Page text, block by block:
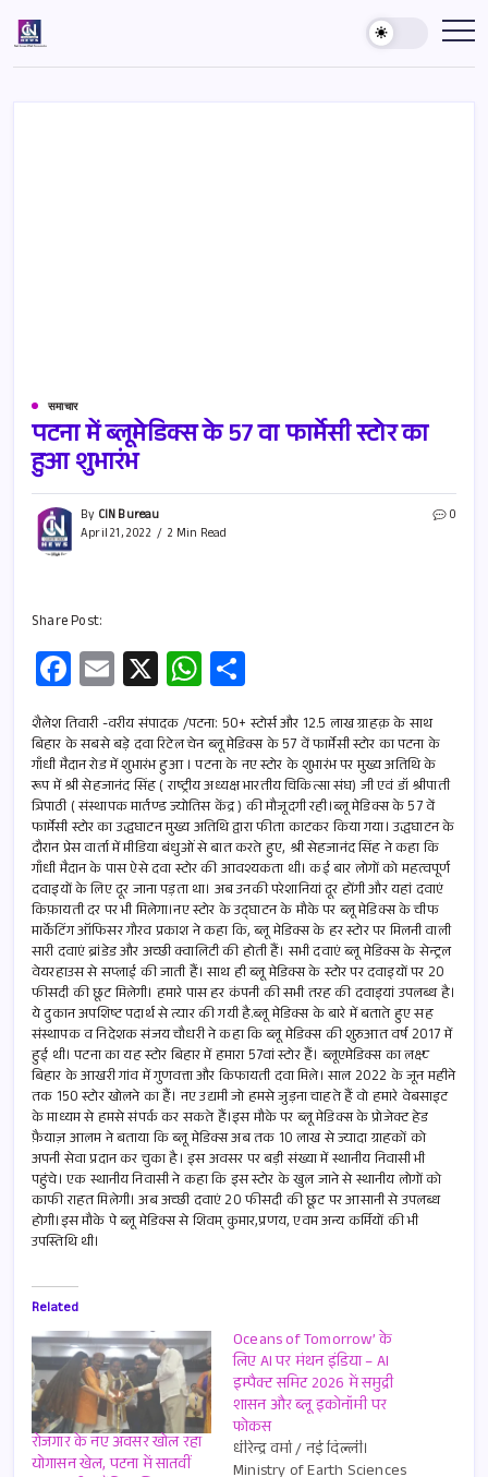
content
Country
Inside
India's
News
समाचार
पटना में ब्लूमेडिक्स के 57 वा फार्मेसी स्टोर का
हुआ शुभारंभ
By CIN Bureau
April 21, 2022
2 Min Read
0
Share Post:
Fa
ce
b
o
o
k
E
m
ail
X W
h
at
s
A
p
p
h
ar
e
शैलेश तिवारी -वरीय संपादक /पटना: 50+ स्टोर्स और 12.5 लाख ग्राहक़ के साथ
बिहार के सबसे बड़े दवा रिटेल चेन ब्लू मेडिक्स के 57 वें फार्मेसी स्टोर का पटना के
गाँधी मैदान रोड में शुभारंभ हुआ । पटना के नए स्टोर के शुभारंभ पर मुख्य अतिथि के
रूप में श्री सेहजानंद सिंह ( राष्ट्रीय अध्यक्ष भारतीय चिकित्सा संघ) जी एवं डॉ श्रीपाती
त्रिपाठी ( संस्थापक मार्तण्ड ज्योतिस केंद्र ) की मौजूदगी रही।ब्लू मेडिक्स के 57 वें
फार्मेसी स्टोर का उद्धघाटन मुख्य अतिथि द्वारा फीता काटकर किया गया। उद्धघाटन के
दौरान प्रेस वार्ता में मीडिया बंधुओं से बात करते हुए, श्री सेहजानंद सिंह ने कहा कि
गाँधी मैदान के पास ऐसे दवा स्टोर की आवश्यकता थी। कई बार लोगों को महत्वपूर्ण
दवाइयों के लिए दूर जाना पड़ता था। अब उनकी परेशानियां दूर होंगी और यहां दवाएं
किफ़ायती दर पर भी मिलेगा।नए स्टोर के उद्घाटन के मौके पर ब्लू मेडिक्स के चीफ
मार्केटिंग ऑफिसर गौरव प्रकाश ने कहा कि, ब्लू मेडिक्स के हर स्टोर पर मिलनी वाली
सारी दवाएं ब्रांडेड और अच्छी क्वालिटी की होती हैं। सभी दवाएं ब्लू मेडिक्स के सेन्ट्रल
वेयरहाउस से सप्लाई की जाती हैं। साथ ही ब्लू मेडिक्स के स्टोर पर दवाइयों पर 20
फीसदी की छूट मिलेगी। हमारे पास हर कंपनी की सभी तरह की दवाइयां उपलब्ध है।
ये दुकान अपशिष्ट पदार्थ से त्यार की गयी है.ब्लू मेडिक्स के बारे में बताते हुए सह
संस्थापक व निदेशक संजय चौधरी ने कहा कि ब्लू मेडिक्स की शुरुआत वर्ष 2017 में
हुई थी। पटना का यह स्टोर बिहार में हमारा 57वां स्टोर हैं। ब्लूएमेडिक्स का लक्ष्य
बिहार के आखरी गांव में गुणवत्ता और किफायती दवा मिले। साल 2022 के जून महीने
तक 150 स्टोर खोलने का हैं। नए उद्यमी जो हमसे जुड़ना चाहते हैं वो हमारे वेबसाइट
के माध्यम से हमसे संपर्क कर सकते हैं।इस मौके पर ब्लू मेडिक्स के प्रोजेक्ट हेड
फ़ैयाज़ आलम ने बताया कि ब्लू मेडिक्स अब तक 10 लाख से ज्यादा ग्राहकों को
अपनी सेवा प्रदान कर चुका है। इस अवसर पर बड़ी संख्या में स्थानीय निवासी भी
पहुंचे। एक स्थानीय निवासी ने कहा कि इस स्टोर के खुल जाने से स्थानीय लोगों को
काफी राहत मिलेगी। अब अच्छी दवाएं 20 फीसदी की छूट पर आसानी से उपलब्ध
होगी।इस मौके पे ब्लू मेडिक्स से शिवम् कुमार,प्रणय, एवम अन्य कर्मियों की भी
उपस्तिथि थी।
Related
रोजगार के नए अवसर खोल रहा
योगासन खेल, पटना में सातवीं
Oceans of Tomorrow’ के
लिए AI पर मंथन इंडिया – AI
इम्पैक्ट समिट 2026 में समुद्री
शासन और ब्लू इकोनॉमी पर
फोकस
धीरेन्द्र वर्मा / नई दिल्ली।